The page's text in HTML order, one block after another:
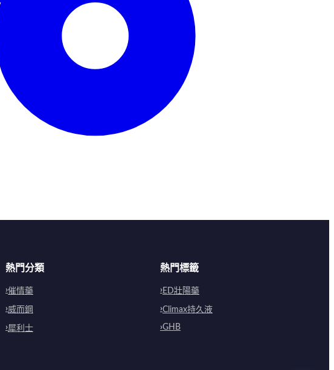
熱門分類
催情藥
威而鋼
犀利士
熱門標籤
ED壯陽藥
Climax持久液
GHB